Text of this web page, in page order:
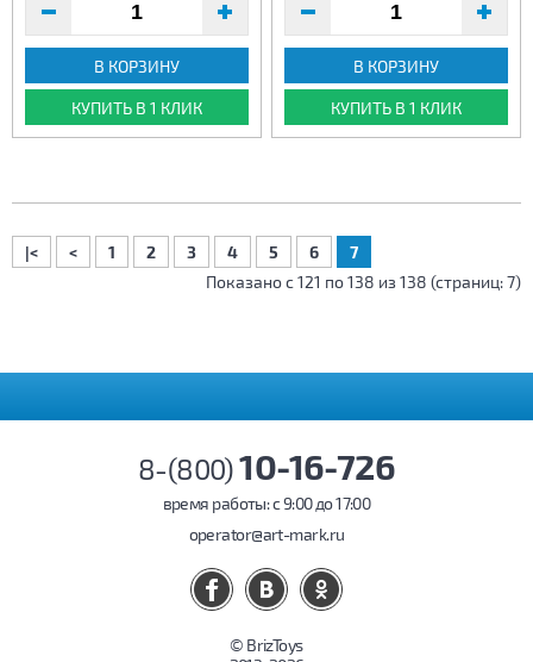
В КОРЗИНУ
КУПИТЬ В 1 КЛИК
В КОРЗИНУ
КУПИТЬ В 1 КЛИК
|< < 1 2 3 4 5 6
7
Показано с 121 по 138 из 138 (страниц: 7)
8-(800)10-16-726
время работы: c 9:00 до 17:00
operator@art-mark.ru
© BrizToys